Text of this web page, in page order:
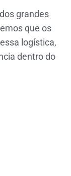
grandes
que os
logística,
dentro do